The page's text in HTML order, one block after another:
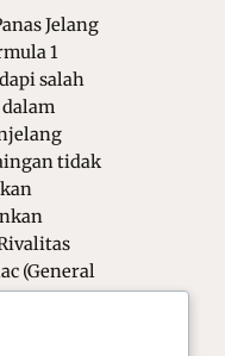
Jelang
1
salah
tidak
(General
ke